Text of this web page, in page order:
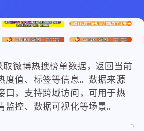
取微博热搜榜单数据，返回当前
度值、标签等信息。数据来源
口，支持跨域访问，可用于热
监控、数据可视化等场景。